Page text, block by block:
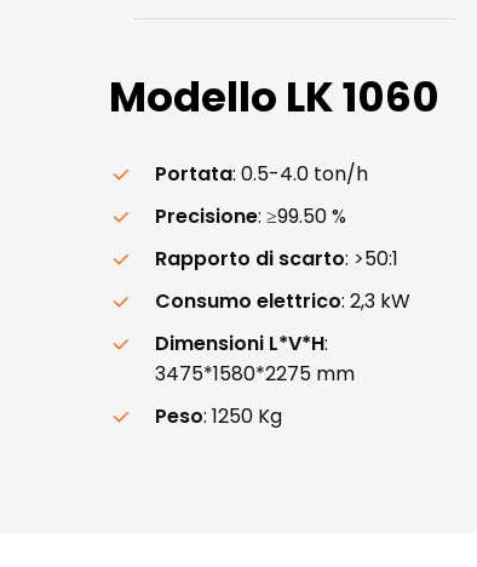
Modello LK1060
Portata: 0.5-4.0 ton/h
Precisione: ≥99.50 %
Rapporto di scarto: >50:1
Consumo elettrico: 2,3 kW
Dimensioni L*V*H:
3475*1580*2275 mm
Peso: 1250 Kg